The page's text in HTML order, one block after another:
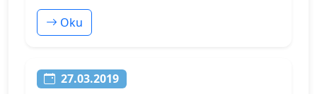
Oku
27.03.2019